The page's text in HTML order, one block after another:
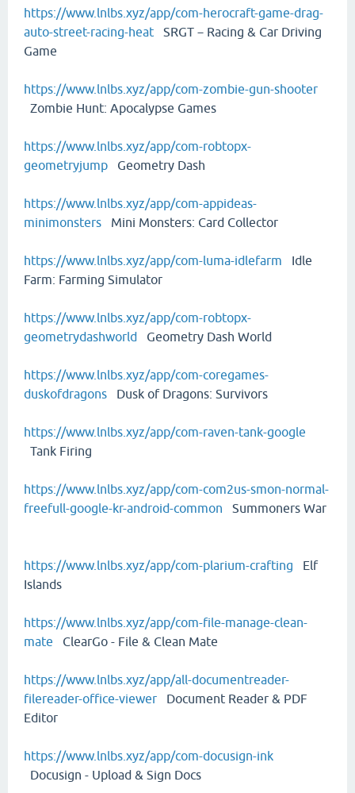
https://www.lnlbs.xyz/app/com-herocraft-game-drag-
auto-street-racing-heat SRGT－Racing & Car Driving
Game
https://www.lnlbs.xyz/app/com-zombie-gun-shooter
Zombie Hunt: Apocalypse Games
https://www.lnlbs.xyz/app/com-robtopx-
geometryjump Geometry Dash
https://www.lnlbs.xyz/app/com-appideas-
minimonsters Mini Monsters: Card Collector
https://www.lnlbs.xyz/app/com-luma-idlefarm Idle
Farm: Farming Simulator
https://www.lnlbs.xyz/app/com-robtopx-
geometrydashworld Geometry Dash World
https://www.lnlbs.xyz/app/com-coregames-
duskofdragons Dusk of Dragons: Survivors
https://www.lnlbs.xyz/app/com-raven-tank-google
Tank Firing
https://www.lnlbs.xyz/app/com-com2us-smon-normal-
freefull-google-kr-android-common Summoners War
https://www.lnlbs.xyz/app/com-plarium-crafting Elf
Islands
https://www.lnlbs.xyz/app/com-file-manage-clean-
mate ClearGo - File & Clean Mate
https://www.lnlbs.xyz/app/all-documentreader-
filereader-office-viewer Document Reader & PDF
Editor
https://www.lnlbs.xyz/app/com-docusign-ink
Docusign - Upload & Sign Docs